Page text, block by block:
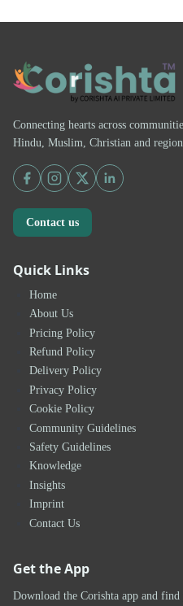
Connecting hearts across
Hindu, Muslim, Christian and
Contact us
Quick Links
Home
About Us
Pricing Policy
Refund Policy
Delivery Policy
Privacy Policy
Cookie Policy
Community Guidelines
Safety Guidelines
Knowledge
Insights
Imprint
Contact Us
Get the App
Download the Corishta app and